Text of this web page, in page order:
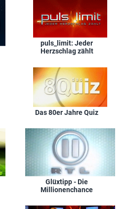
puls_limit: Jeder
Herzschlag zählt
Das 80er Jahre Quiz
Glüxtipp - Die
Millionenchance